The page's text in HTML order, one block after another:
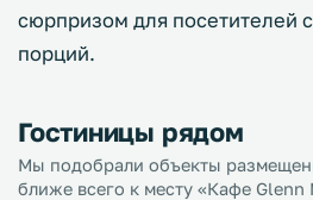
сюрпризом для посетителей
порций.
Гостиницы рядом
Мы подобрали объекты
ближе всего к месту «Кафе